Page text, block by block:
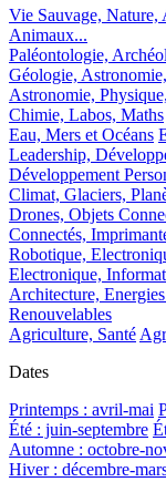
Vie Sauvage, Nature,
Animaux...
Paléontologie,
Géologie,
Astronomie,
Chimie, Labos, Maths
Eau, Mers et Océans
Leadership,
Développement
Climat, Glaciers,
Drones, Objets
Connectés,
Robotique,
Electronique,
Architecture,
Renouvelables
Agriculture, Santé
Dates
Printemps : avril-mai
Été : juin-septembre
Automne : octobre-
Hiver : décembre-